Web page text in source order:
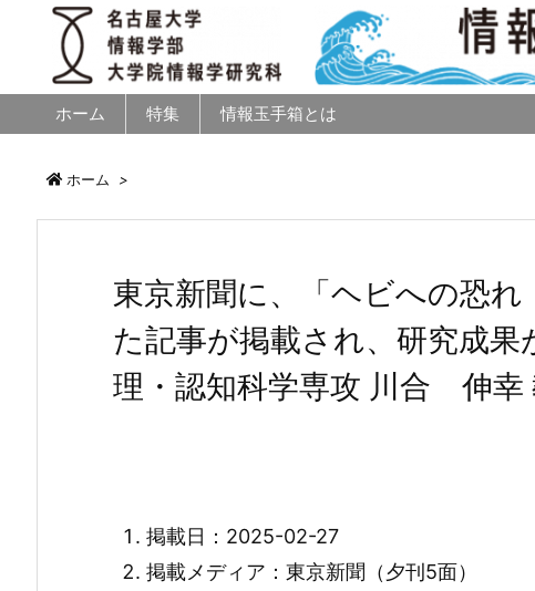
ホーム 特集 情報玉手箱とは
ホーム >
東京新聞に、「ヘビへの恐
た記事が掲載され、研究成
理・認知科学専攻 川合 伸幸
掲載日：2025-02-27
掲載メディア：東京新聞（夕刊5面）